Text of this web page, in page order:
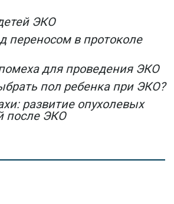
ЭКО
переносом в протоколе
для проведения ЭКО
пол ребенка при ЭКО?
развитие опухолевых
после ЭКО